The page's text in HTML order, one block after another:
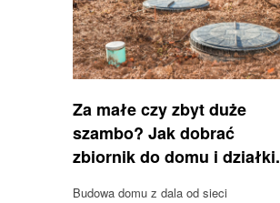
Za małe czy zbyt duże
szambo? Jak dobrać
zbiornik do domu i działki.
Budowa domu z dala od sieci